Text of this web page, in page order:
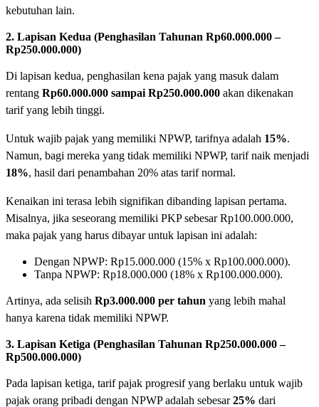
kebutuhan lain.
2. Lapisan Kedua (Penghasilan Tahunan Rp60.000.000 –
Rp250.000.000)
Di lapisan kedua, penghasilan kena pajak yang masuk dalam
rentang Rp60.000.000 sampai Rp250.000.000 akan dikenakan
tarif yang lebih tinggi.
Untuk wajib pajak yang memiliki NPWP, tarifnya adalah 15%.
Namun, bagi mereka yang tidak memiliki NPWP, tarif naik menjadi
18%, hasil dari penambahan 20% atas tarif normal.
Kenaikan ini terasa lebih signifikan dibanding lapisan pertama.
Misalnya, jika seseorang memiliki PKP sebesar Rp100.000.000,
maka pajak yang harus dibayar untuk lapisan ini adalah:
Dengan NPWP: Rp15.000.000 (15% x Rp100.000.000).
Tanpa NPWP: Rp18.000.000 (18% x Rp100.000.000).
Artinya, ada selisih Rp3.000.000 per tahun yang lebih mahal
hanya karena tidak memiliki NPWP.
3. Lapisan Ketiga (Penghasilan Tahunan Rp250.000.000 –
Rp500.000.000)
Pada lapisan ketiga, tarif pajak progresif yang berlaku untuk wajib
pajak orang pribadi dengan NPWP adalah sebesar25% dari